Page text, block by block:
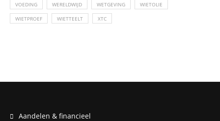
VOEDING WERELDWIJD WETGEVING WIETOLIE
WIETPROEF WIETTEELT XTC
Aandelen & financieel